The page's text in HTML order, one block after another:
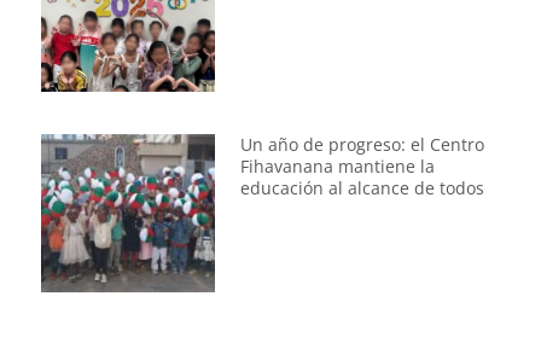
Un año de progreso: el Centro
Fihavanana mantiene la
educación al alcance de todos